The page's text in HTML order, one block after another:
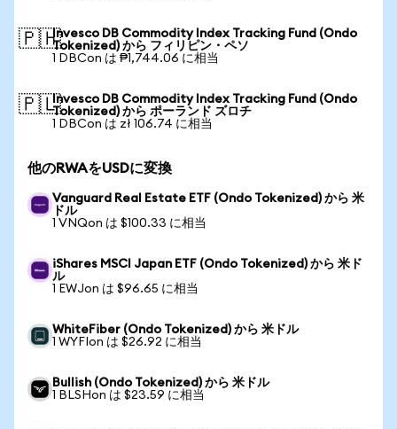
🇵🇭Invesco DB Commodity Index Tracking Fund (Ondo
Tokenized) から フィリピン・ペソ
1 DBCon は ₱1,744.06 に相当
🇵🇱Invesco DB Commodity Index Tracking Fund (Ondo
Tokenized) から ポーランド ズロチ
1 DBCon は zł 106.74 に相当
他のRWAをUSDに変換
Vanguard Real Estate ETF (Ondo Tokenized) から 米
ドル
1 VNQon は $100.33 に相当
iShares MSCI Japan ETF (Ondo Tokenized) から 米ド
ル
1 EWJon は $96.65 に相当
WhiteFiber (Ondo Tokenized) から 米ドル
1 WYFIon は $26.92 に相当
Bullish (Ondo Tokenized) から 米ドル
1 BLSHon は $23.59 に相当